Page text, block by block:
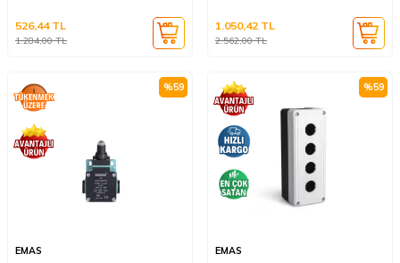
1.284,00TL
526,44TL
2.562,00TL
1.050,42 TL
%59
EMAS
%59
EMAS